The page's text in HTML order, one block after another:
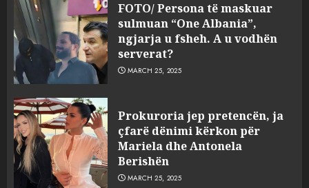
FOTO/ Persona të maskuar
sulmuan “One Albania”,
ngjarja u fsheh. A u vodhën
serverat?
MARCH 25, 2025
Prokuroria jep pretencën, ja
çfarë dënimi kërkon për
Mariela dhe Antonela
Berishën
MARCH 25, 2025